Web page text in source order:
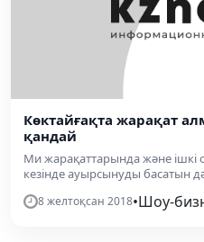
Көктайғақта жарақат
қандай
Ми жарақаттарында және
кезінде ауырсынуды басатын
8 желтоқсан 2018•Шоу-